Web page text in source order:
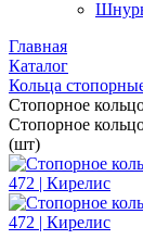
Главная
Каталог
Кольца
Стопорное
Стопорное
(шт)